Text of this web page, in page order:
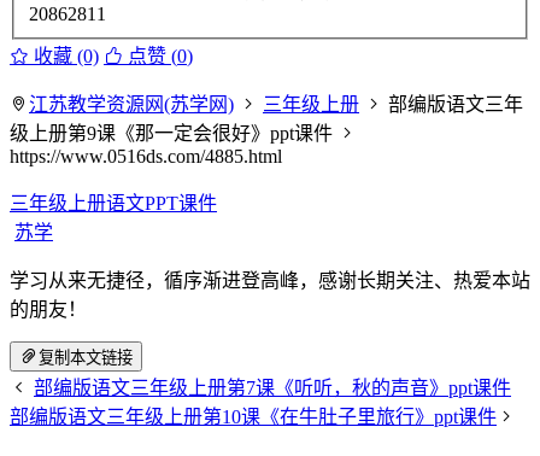
20862811
收藏 (0) 点赞 (0)
江苏教学资源网(苏学网) 三年级上册
部编版语文三年
级上册第9课《那一定会很好》ppt课件
https://www.0516ds.com/4885.html
三年级上册语文PPT课件
苏学
学习从来无捷径，循序渐进登高峰，感谢长期关注、热爱本站
的朋友！
复制本文链接
部编版语文三年级上册第7课《听听，秋的声音》ppt课件
部编版语文三年级上册第10课《在牛肚子里旅行》ppt课件